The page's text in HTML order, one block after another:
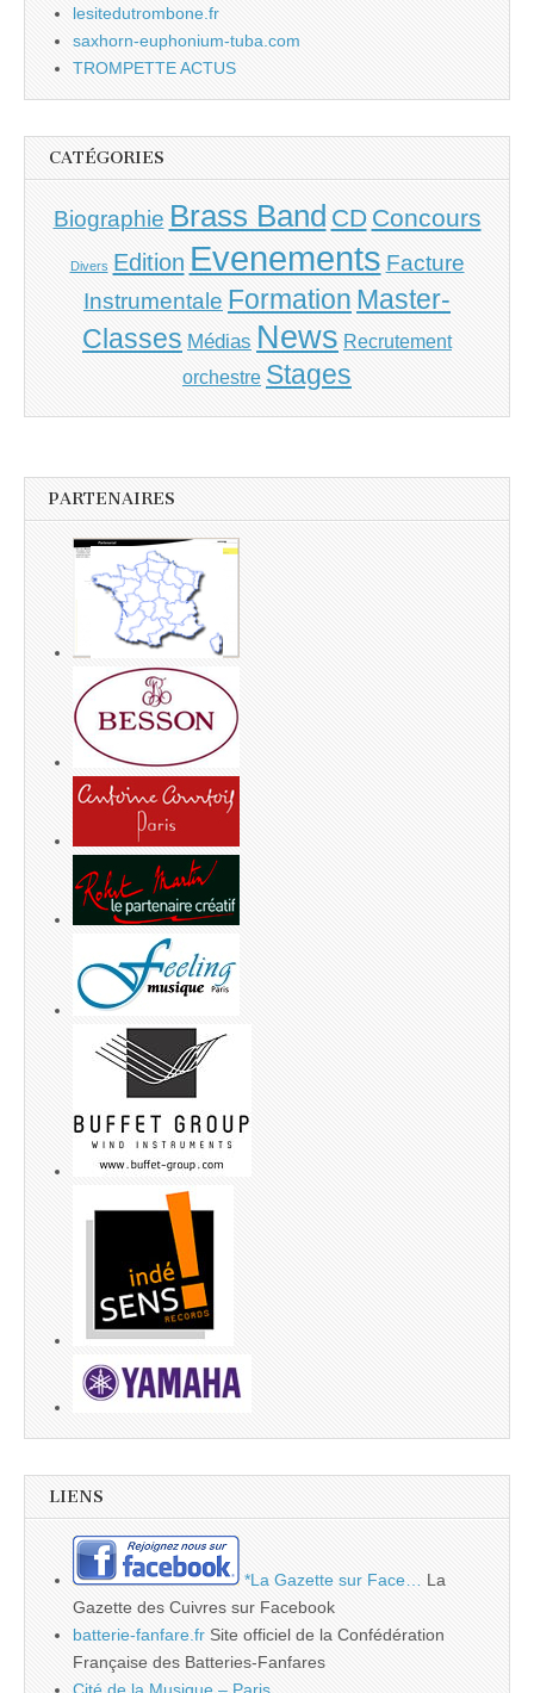
lesitedutrombone.fr
saxhorn-euphonium-tuba.com
TROMPETTE ACTUS
CATÉGORIES
Biographie Brass Band CD Concours
Divers Edition Evenements Facture
Instrumentale Formation Master-
Classes Médias News Recrutement
orchestre Stages
PARTENAIRES
LIENS
*La Gazette sur Face…
La
Gazette des Cuivres sur Facebook
batterie-fanfare.fr Site officiel de la Confédération
Française des Batteries-Fanfares
Cité de la Musique – Paris